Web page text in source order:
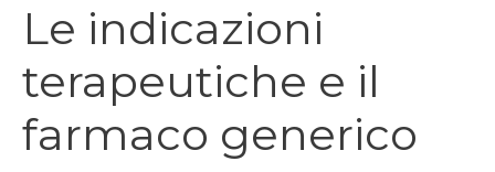
Le indicazioni
terapeutiche e il
farmaco generico